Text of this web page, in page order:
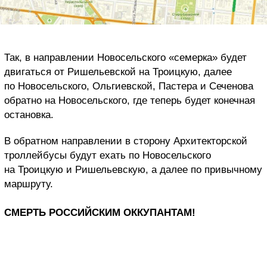
Так, в направлении Новосельского «семерка» будет
двигаться от Ришельевской на Троицкую, далее
по Новосельского, Ольгиевской, Пастера и Сеченова
обратно на Новосельского, где теперь будет конечная
остановка.
В обратном направлении в сторону Архитекторской
троллейбусы будут ехать по Новосельского
на Троицкую и Ришельевскую, а далее по привычному
маршруту.
СМЕРТЬ РОССИЙСКИМ ОККУПАНТАМ!